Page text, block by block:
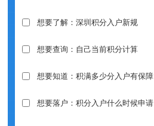
想要了解：深圳积分入户新规
想要查询：自己当前积分计算
想要知道：积满多少分入户有保障
想要落户：积分入户什么时候申请